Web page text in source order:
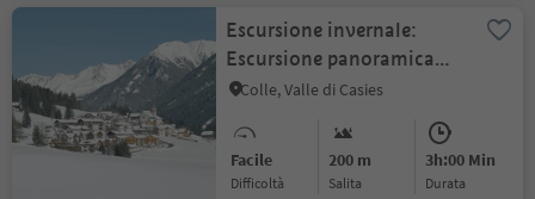
Escursione invernale:
Escursione panoramica
nella Val Casies
Colle, Valle di Casies
Facile
Difficoltà
200 m
Salita
3h:00 Min
durata